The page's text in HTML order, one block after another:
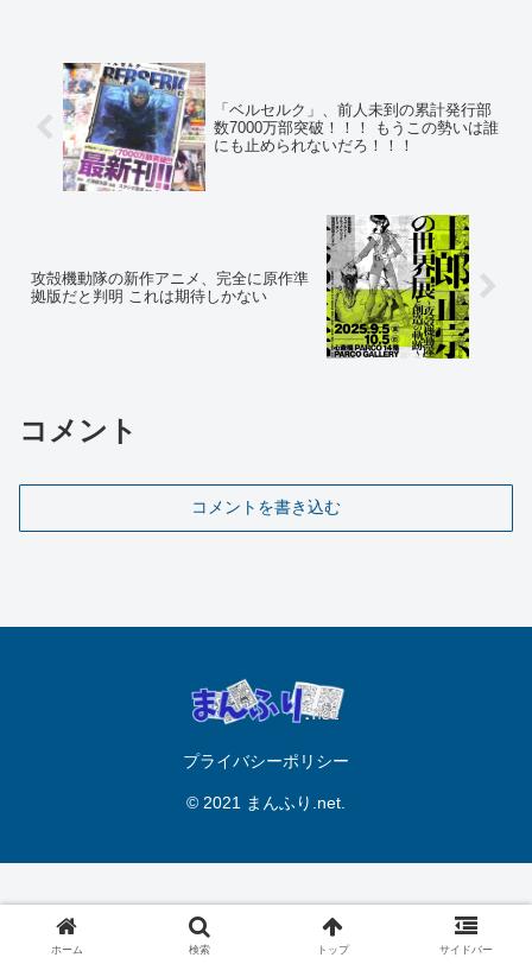
「ベルセルク」、前人未到の累計発行部
数7000万部突破！！！ もうこの勢いは誰
にも止められないだろ！！！
攻殻機動隊の新作アニメ、完全に原作準
拠版だと判明 これは期待しかない
コメント
コメントを書き込む
プライバシーポリシー
© 2021 まんふり.net.
ホーム 検索 トップ サイドバー